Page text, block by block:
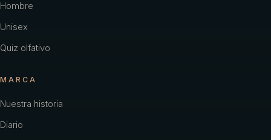
Hombre
Unisex
Quiz olfativo
MARCA
Nuestra historia
Diario